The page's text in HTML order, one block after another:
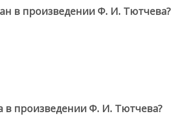
в произведении Ф. И. Тютчева?
в произведении Ф. И. Тютчева?